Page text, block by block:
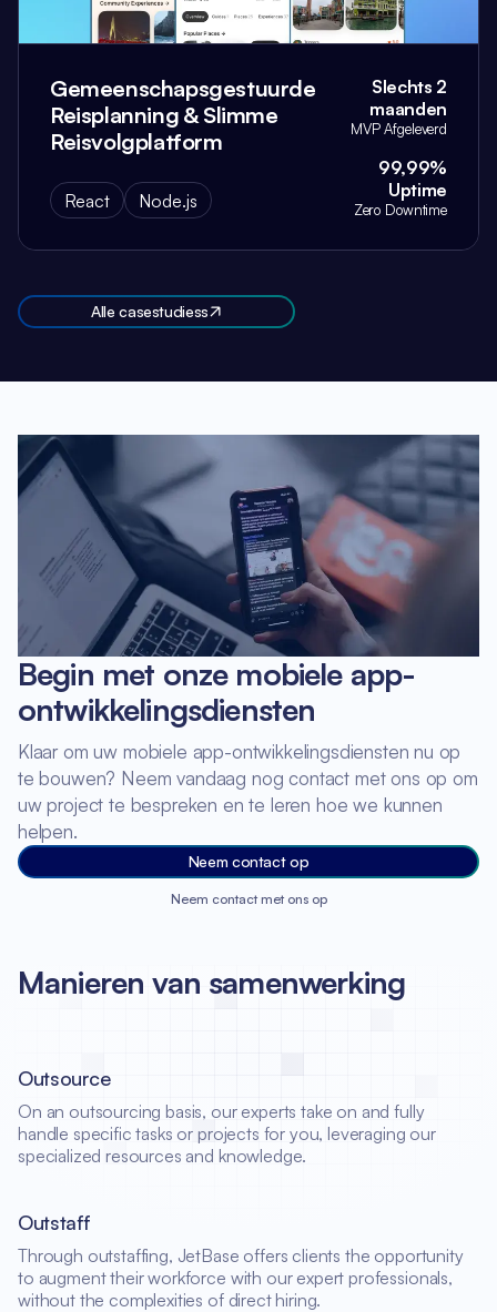
Gemeenschapsgestuurde
Reisplanning & Slimme
Reisvolgplatform
React Node.js
Slechts 2
maanden
MVP Afgeleverd
99,99%
Uptime
Zero Downtime
Alle casestudiess
Begin met onze mobiele app-
ontwikkelingsdiensten
Klaar om uw mobiele app-ontwikkelingsdiensten nu op
te bouwen? Neem vandaag nog contact met ons op om
uw project te bespreken en te leren hoe we kunnen
helpen.
Neem contact op
Neem contact met ons op
Manieren van samenwerking
Outsource
On an outsourcing basis, our experts take on and fully
handle specific tasks or projects for you, leveraging our
specialized resources and knowledge.
Outstaff
Through outstaffing, JetBase offers clients the opportunity
to augment their workforce with our expert professionals,
without the complexities of direct hiring.